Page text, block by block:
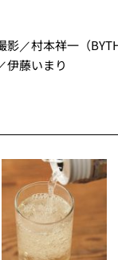
／村本祥一（
藤いまり